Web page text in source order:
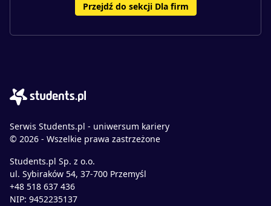
Przejdź do sekcji Dla firm
Serwis Students.pl - uniwersum kariery
© 2026 - Wszelkie prawa zastrzeżone
Students.pl Sp. z o.o.
ul. Sybiraków 54, 37-700 Przemyśl
+48 518 637 436
NIP: 9452235137